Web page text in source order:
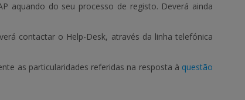
aquando do seu processo de registo. Deverá ainda
contactar o Help-Desk, através da linha telefónica
as particularidades referidas na resposta à questão